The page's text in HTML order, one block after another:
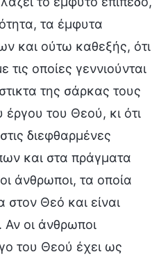
τα έμφυτα
και ούτω καθεξής, ότι
τις οποίες γεννιούνται
της σάρκας τους
έργου του Θεού, κι ότι
διεφθαρμένες
και στα πράγματα
άνθρωποι, τα οποία
στον Θεό και είναι
οι άνθρωποι
του Θεού έχει ως